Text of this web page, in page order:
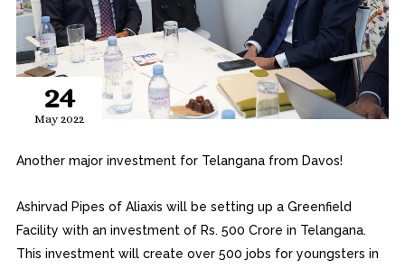
24
May 2022
Another major investment for Telangana from Davos!
Ashirvad Pipes of Aliaxis will be setting up a Greenfield
Facility with an investment of Rs. 500 Crore in Telangana.
This investment will create over 500 jobs for youngsters in